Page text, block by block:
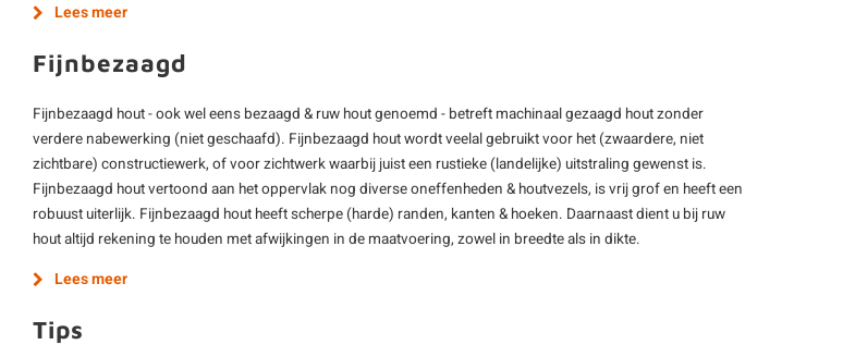
Lees meer
Fijnbezaagd
Fijnbezaagd hout - ook wel eens bezaagd & ruw hout genoemd - betreft machinaal gezaagd hout zonder
verdere nabewerking (niet geschaafd). Fijnbezaagd hout wordt veelal gebruikt voor het (zwaardere, niet
zichtbare) constructiewerk, of voor zichtwerk waarbij juist een rustieke (landelijke) uitstraling gewenst is.
Fijnbezaagd hout vertoond aan het oppervlak nog diverse oneffenheden & houtvezels, is vrij grof en heeft een
robuust uiterlijk. Fijnbezaagd hout heeft scherpe (harde) randen, kanten & hoeken. Daarnaast dient u bij ruw
hout altijd rekening te houden met afwijkingen in de maatvoering, zowel in breedte als in dikte.
Lees meer
Tips